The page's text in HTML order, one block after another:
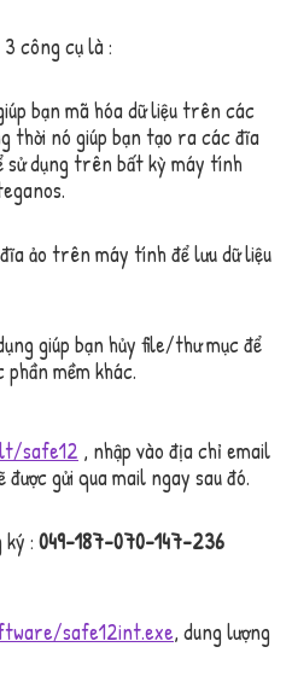
công cụ là :
bạn mã hóa dữ liệu trên các
thời nó giúp bạn tạo ra các đĩa
sử dụng trên bất kỳ máy tính
ảo trên máy tính để lưu dữ liệu
giúp bạn hủy file/thư mục để
mềm khác.
safe12 , nhập vào địa chỉ email
gửi qua mail ngay sau đó.
ký : 049-187-070-147-236
safe12int.exe, dung lượng